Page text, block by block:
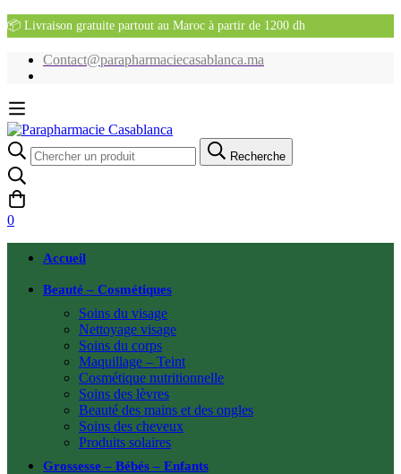
📦 Livraison gratuite partout au Maroc à partir de 1200 dh
Contact@parapharmaciecasablanca.ma
Recherche
pour:
Recherche
0
Accueil
Beauté – Cosmétiques
Soins du visage
Nettoyage visage
Soins du corps
Maquillage – Teint
Cosmétique nutritionnelle
Soins des lèvres
Beauté des mains et des ongles
Soins des cheveux
Produits solaires
Grossesse – Bébés – Enfants